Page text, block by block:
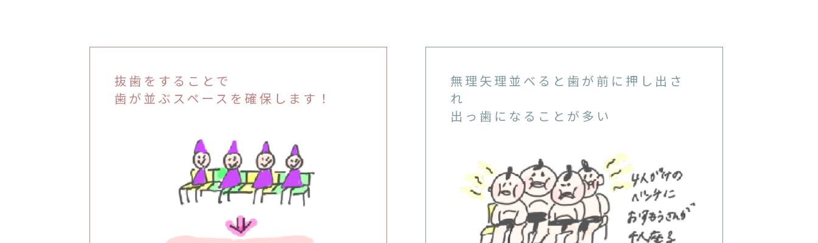
抜歯をすることで
歯が並ぶスペースを確保します！
無理矢理並べると歯が前に押し出さ
れ
出っ歯になることが多い